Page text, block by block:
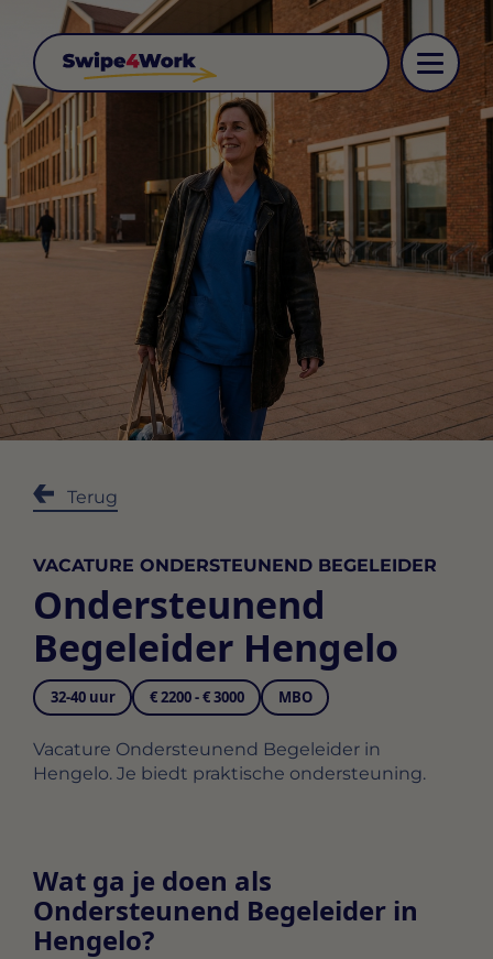
Terug
VACATURE ONDERSTEUNEND BEGELEIDER
Ondersteunend
Begeleider Hengelo
32-40 uur € 2200 - € 3000 MBO
Vacature Ondersteunend Begeleider in
Hengelo. Je biedt praktische ondersteuning.
Wat ga je doen als
Ondersteunend Begeleider in
Hengelo?